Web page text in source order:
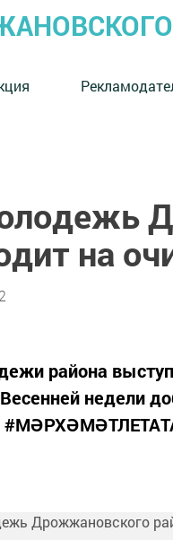
на
района
недели